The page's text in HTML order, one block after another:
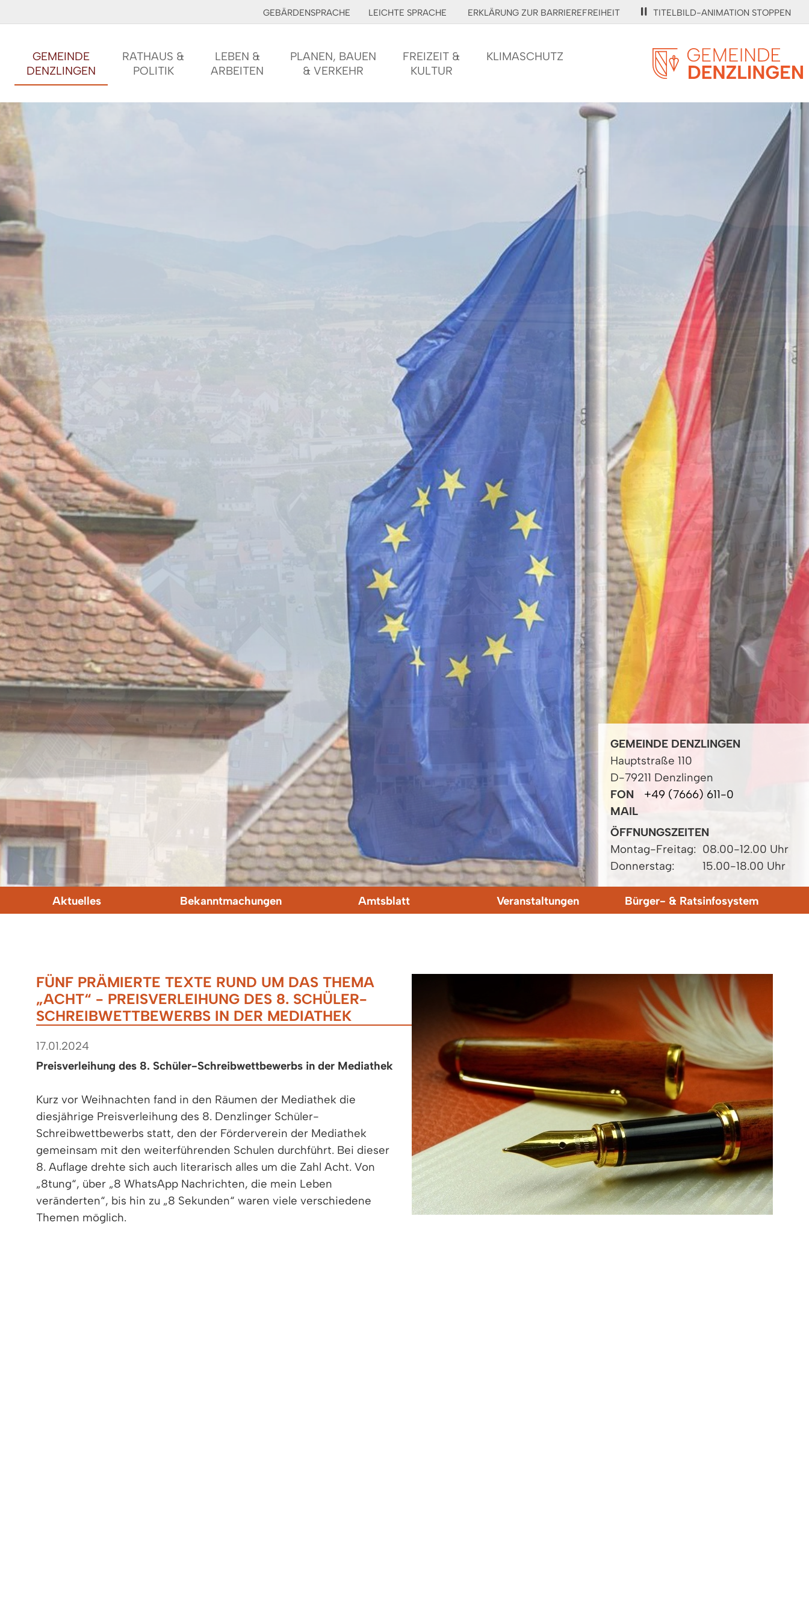
GEBÄRDENSPRACHE LEICHTE SPRACHE ERKLÄRUNG ZUR BARRIEREFREIHEIT TITELBILD-ANIMATION STOPPEN
GEMEINDE
DENZLINGEN
RATHAUS &
POLITIK
LEBEN &
ARBEITEN
PLANEN, BAUEN
& VERKEHR
FREIZEIT &
KULTUR
KLIMASCHUTZ
GEMEINDE DENZLINGEN
Hauptstraße 110
D-79211 Denzlingen
FON
+49 (7666) 611-0
MAIL
ÖFFNUNGSZEITEN
Montag-Freitag: 08.00-12.00 Uhr
Donnerstag:
15.00-18.00 Uhr
Aktuelles Bekanntmachungen Amtsblatt Veranstaltungen Bürger- & Ratsinfosystem
FÜNF PRÄMIERTE TEXTE RUND UM DAS THEMA
„ACHT“ - PREISVERLEIHUNG DES 8. SCHÜLER-
SCHREIBWETTBEWERBS IN DER MEDIATHEK
17.01.2024
Preisverleihung des 8. Schüler-Schreibwettbewerbs in der Mediathek
Kurz vor Weihnachten fand in den Räumen der Mediathek die
diesjährige Preisverleihung des 8. Denzlinger Schüler-
Schreibwettbewerbs statt, den der Förderverein der Mediathek
gemeinsam mit den weiterführenden Schulen durchführt. Bei dieser
8. Auflage drehte sich auch literarisch alles um die Zahl Acht. Von
„8tung“, über „8 WhatsApp Nachrichten, die mein Leben
veränderten“, bis hin zu „8 Sekunden“ waren viele verschiedene
Themen möglich.